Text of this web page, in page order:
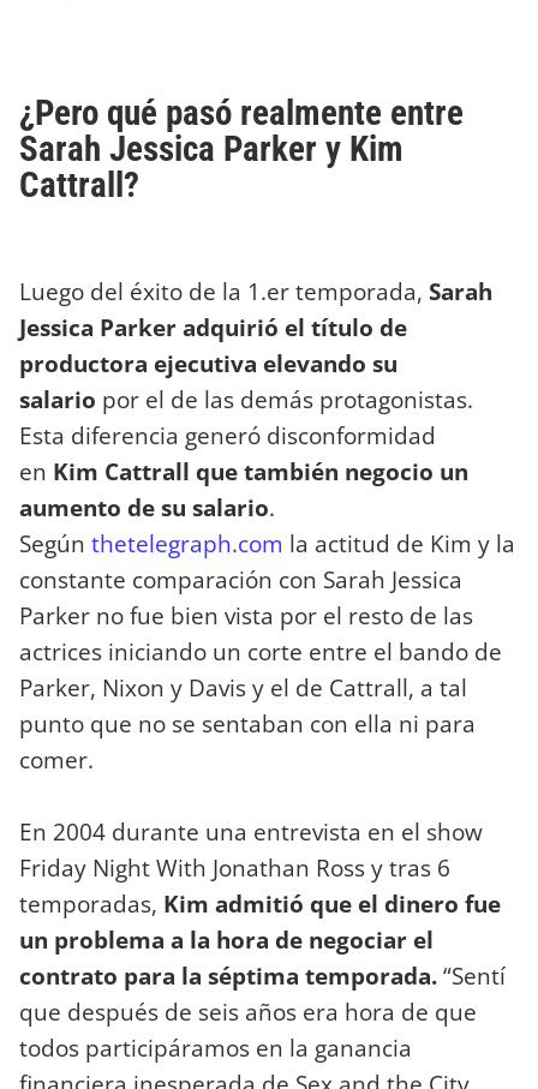
¿Pero qué pasó realmente entre
Sarah Jessica Parker y Kim
Cattrall?
Luego del éxito de la 1.er temporada, Sarah
Jessica Parker adquirió el título de
productora ejecutiva elevando su
salario por el de las demás protagonistas.
Esta diferencia generó disconformidad
en Kim Cattrall que también negocio un
aumento de su salario.
Según thetelegraph.com la actitud de Kim y la
constante comparación con Sarah Jessica
Parker no fue bien vista por el resto de las
actrices iniciando un corte entre el bando de
Parker, Nixon y Davis y el de Cattrall, a tal
punto que no se sentaban con ella ni para
comer.
En 2004 durante una entrevista en el show
Friday Night With Jonathan Ross y tras 6
temporadas, Kim admitió que el dinero fue
un problema a la hora de negociar el
contrato para la séptima temporada.“Sentí
que después de seis años era hora de que
todos participáramos en la ganancia